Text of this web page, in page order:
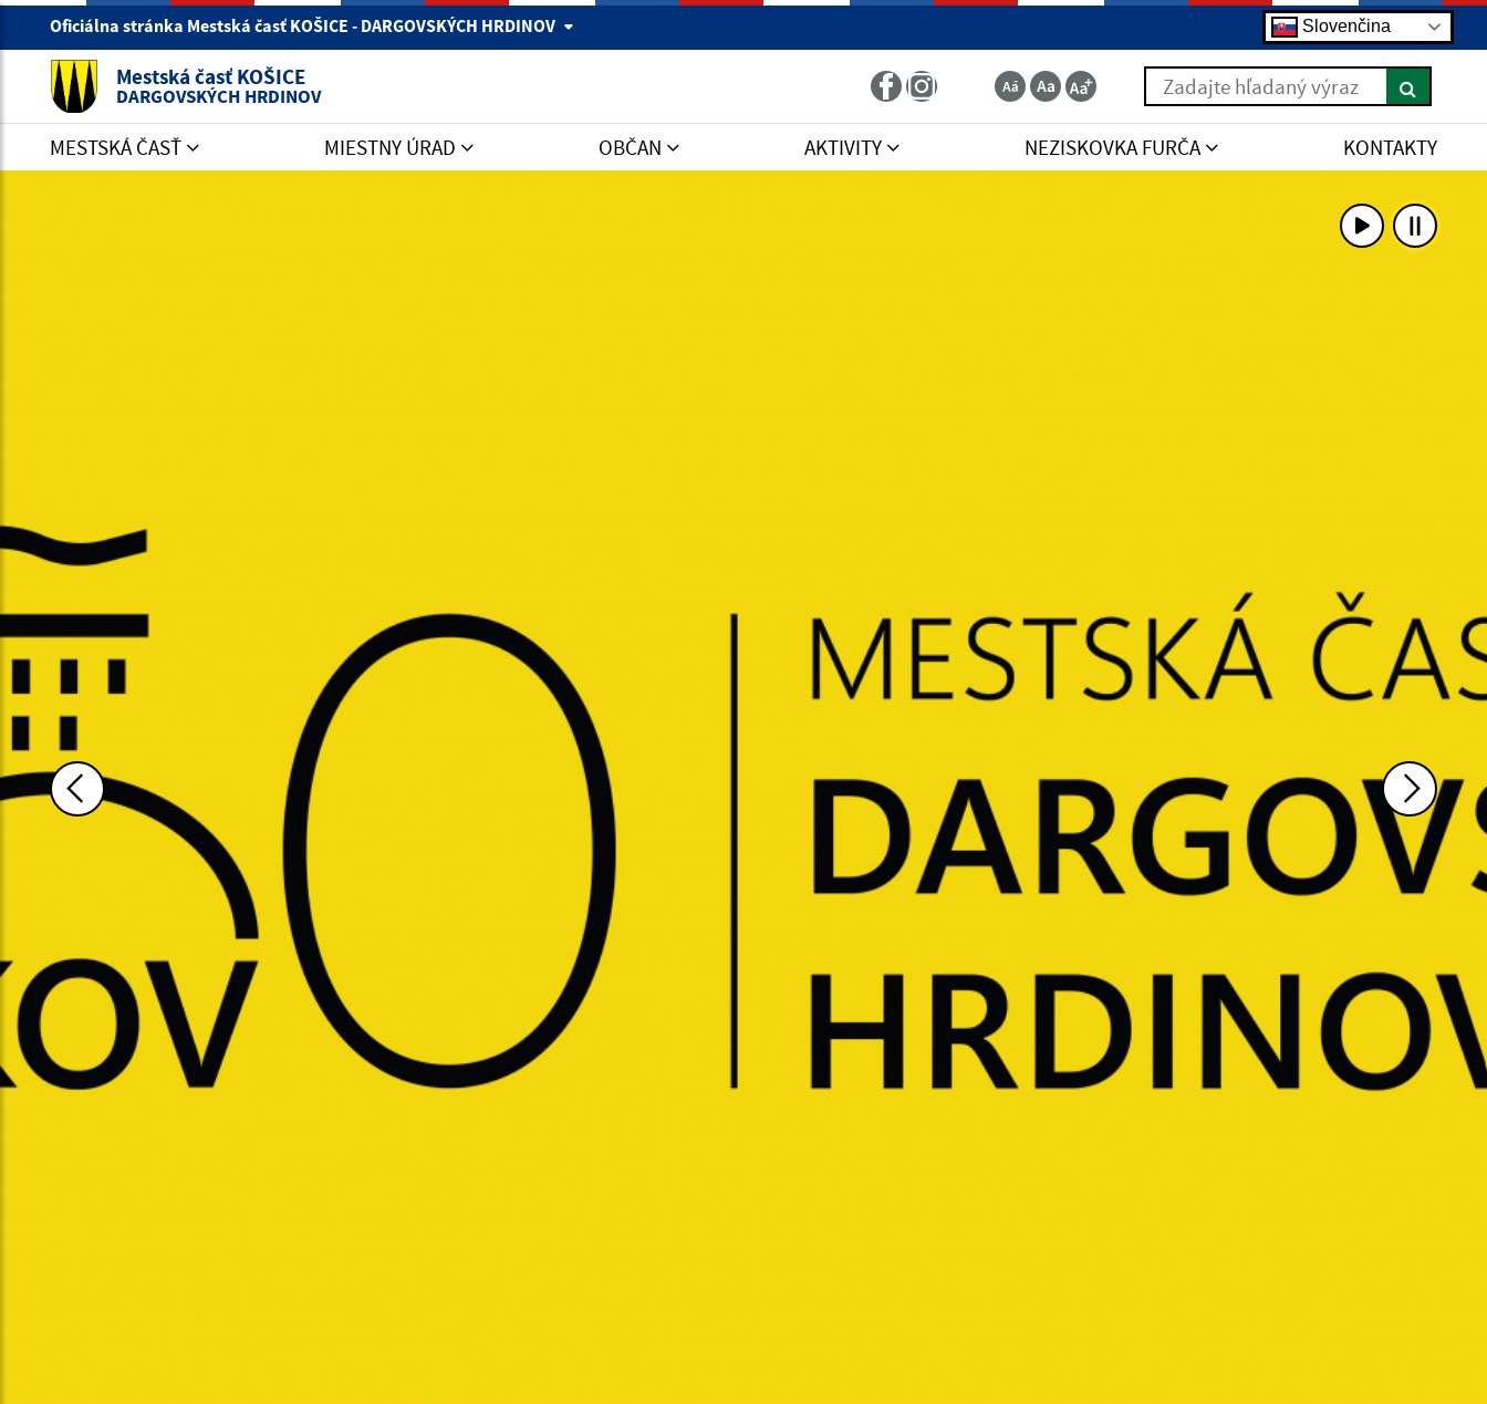
Oficiálna stránka Mestská časť KOŠICE - DARGOVSKÝCH HRDINOV Slovenčina
Mestská časť KOŠICE
DARGOVSKÝCH HRDINOV
Zadajte hľadaný výraz
MESTSKÁ ČASŤ MIESTNY ÚRAD OBČAN AKTIVITY NEZISKOVKA FURČA KONTAKTY